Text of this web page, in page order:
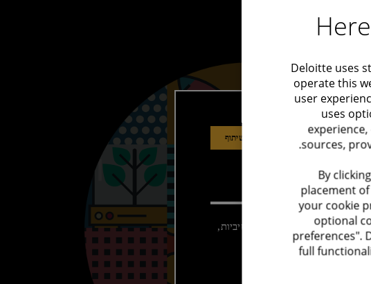
שיתוף לפתרונות מועדפים
זאת בכדי לשפר את הפרודוקטיביות,
ידע.
Deloitte uses
operate this
user
uses
sources,
By
placement
your cookie
optional
preferences".
full